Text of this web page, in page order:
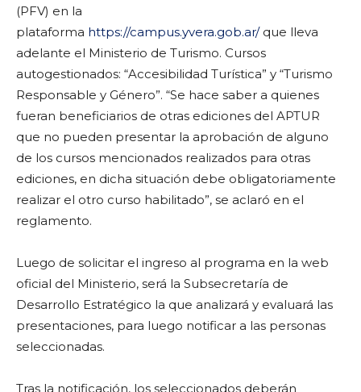
(PFV) en la
plataforma https://campus.yvera.gob.ar/que lleva
adelante el Ministerio de Turismo. Cursos
autogestionados: “Accesibilidad Turística” y “Turismo
Responsable y Género”. “Se hace saber a quienes
fueran beneficiarios de otras ediciones del APTUR
que no pueden presentar la aprobación de alguno
de los cursos mencionados realizados para otras
ediciones, en dicha situación debe obligatoriamente
realizar el otro curso habilitado”, se aclaró en el
reglamento.
Luego de solicitar el ingreso al programa en la web
oficial del Ministerio, será la Subsecretaría de
Desarrollo Estratégico la que analizará y evaluará las
presentaciones, para luego notificar a las personas
seleccionadas.
Tras la notificación, los seleccionados deberán